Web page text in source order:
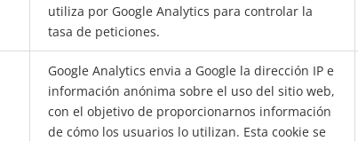
utiliza por Google Analytics para controlar la
tasa de peticiones.
Google Analytics envia a Google la dirección IP e
información anónima sobre el uso del sitio web,
con el objetivo de proporcionarnos información
de cómo los usuarios lo utilizan. Esta cookie se